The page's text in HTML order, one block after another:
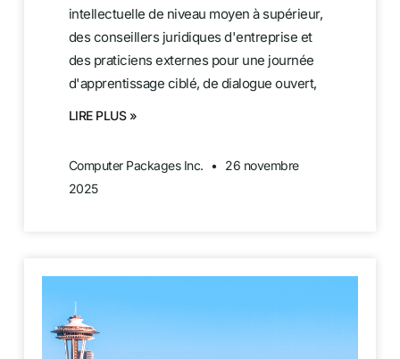
intellectuelle de niveau moyen à supérieur,
des conseillers juridiques d'entreprise et
des praticiens externes pour une journée
d'apprentissage ciblé, de dialogue ouvert,
LIRE PLUS »
Computer Packages Inc.
26 novembre
2025